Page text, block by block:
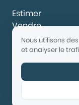
Estimer
Vendre
Acheter
Nous rejoindre
Nous contacter
© 2025 Booster
Avest
Tarifs
Nous utilisons
et analyser le